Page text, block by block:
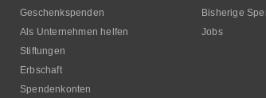
Geschenkspenden
Als Unternehmen helfen
Stiftungen
Erbschaft
Spendenkonten
Bisherige
Jobs